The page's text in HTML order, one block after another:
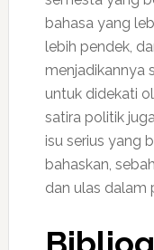
bahasa yang
lebih pendek,
menjadikannya
untuk didekati
satira politik
isu serius yang
bahaskan,
dan ulas dalam